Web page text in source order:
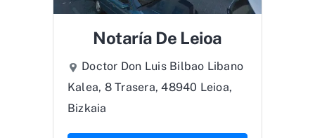
Notaría De Leioa
Doctor Don Luis Bilbao Libano
Kalea, 8 Trasera, 48940 Leioa,
Bizkaia